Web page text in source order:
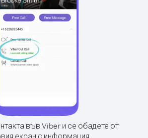
във Viber и се обадете от
екран с информация